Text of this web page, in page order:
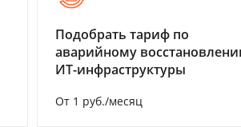
Подобрать тариф по
аварийному
ИТ-инфраструктуры
От 1 руб./месяц